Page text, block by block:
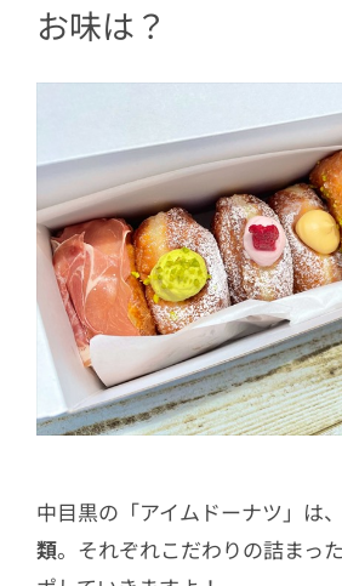
お味は？
中目黒の「アイムドーナツ」は、
類。それぞれこだわりの詰まっ